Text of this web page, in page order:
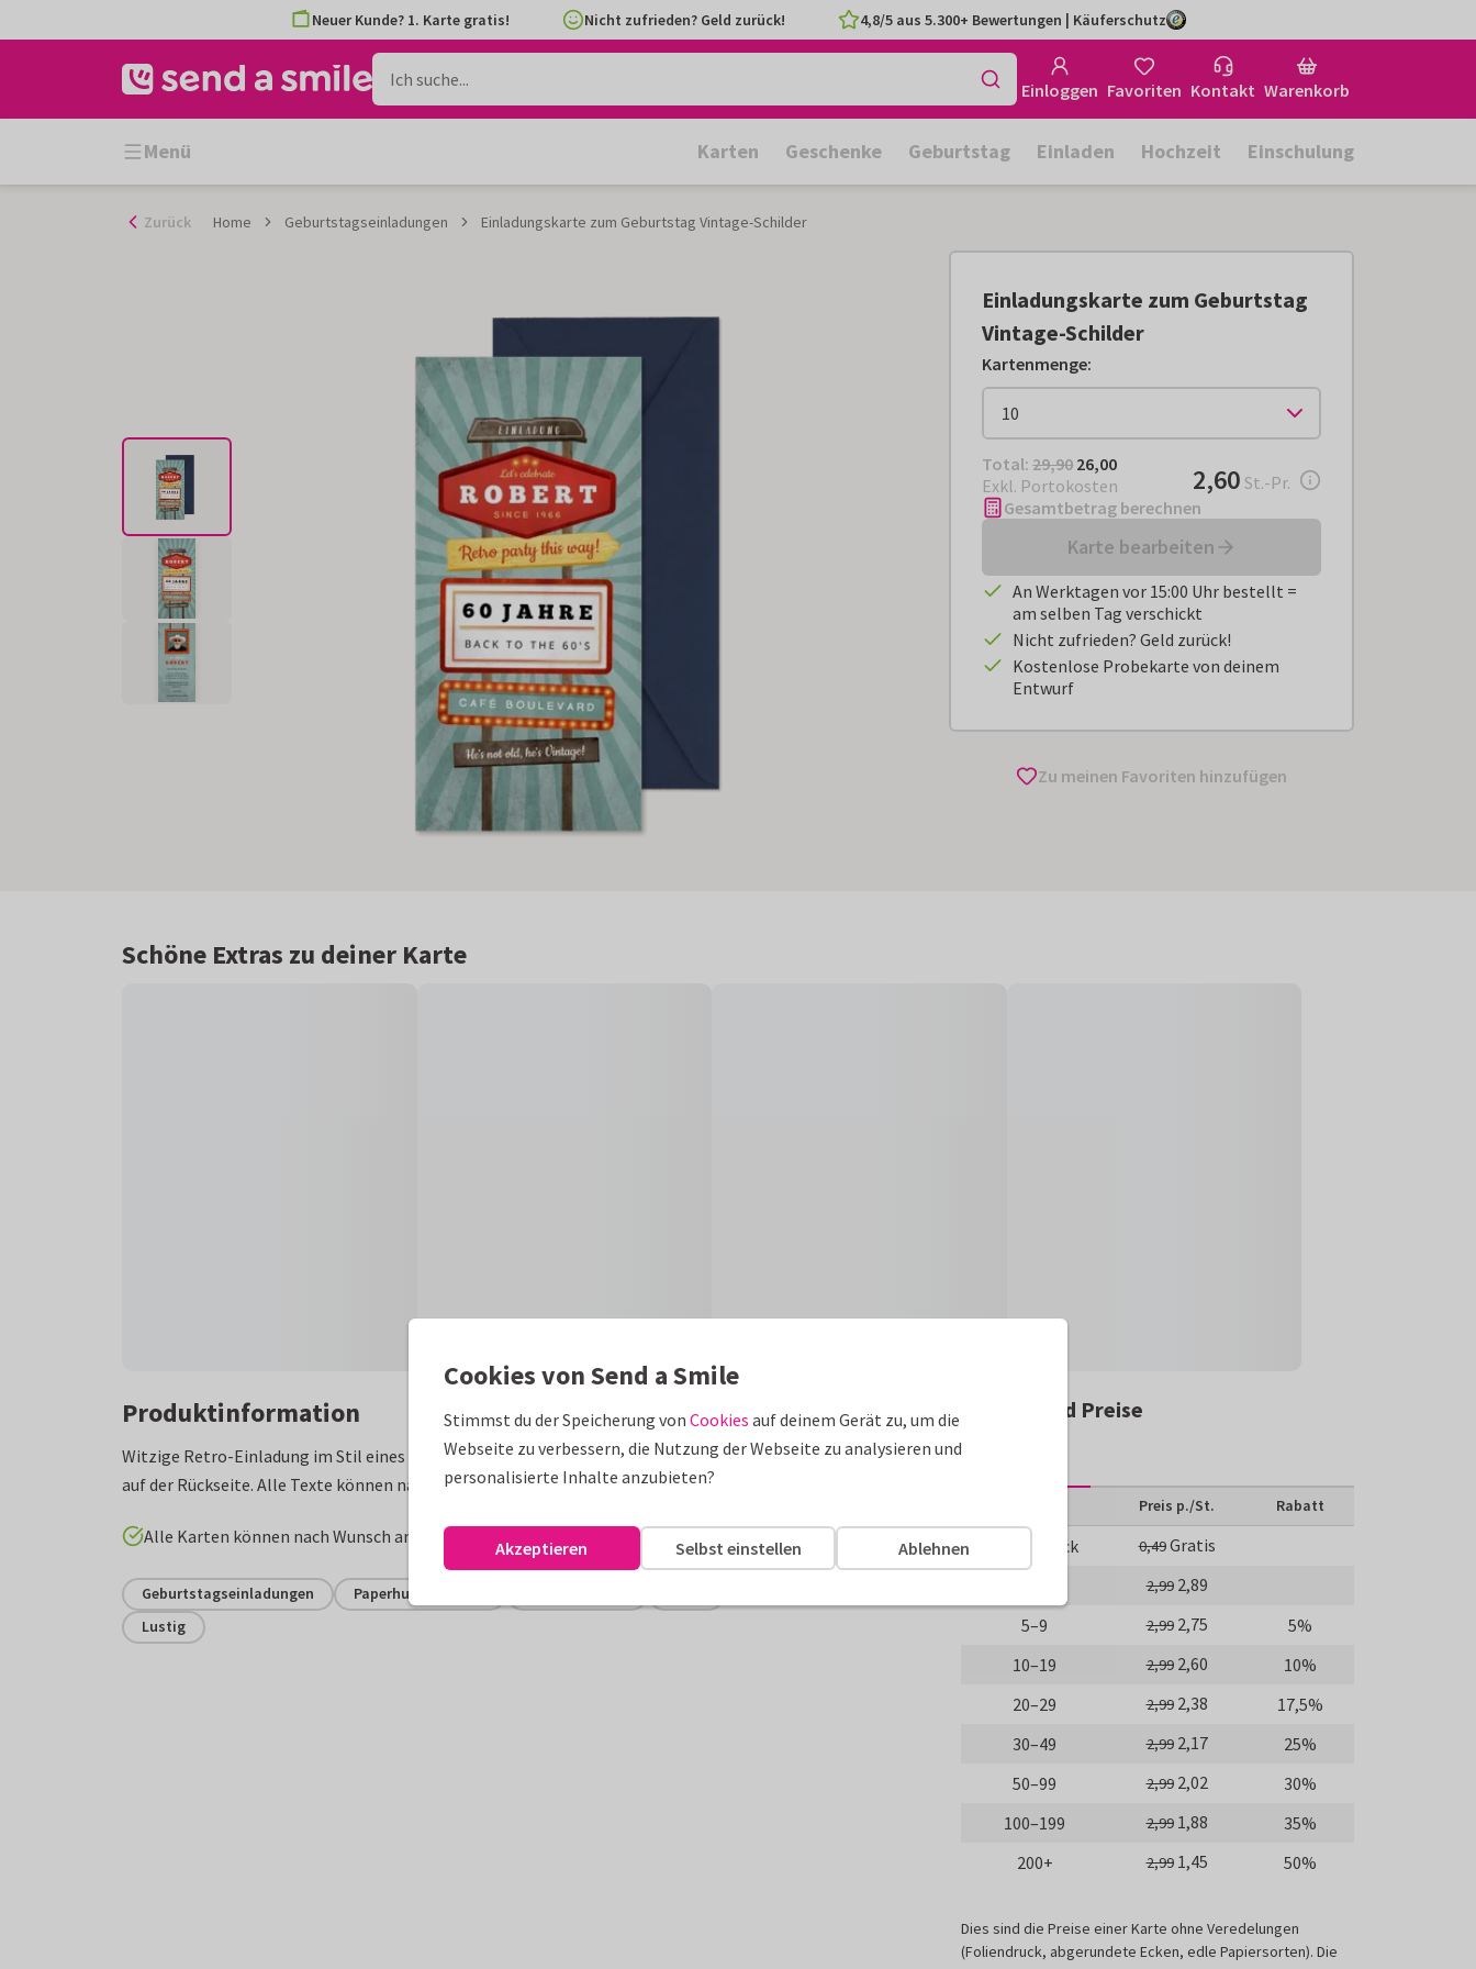
Inhalt
Neuer Kunde? 1. Karte gratis! Nicht zufrieden? Geld zurück! 4,8/5 aus 5.300+ Bewertungen | Käuferschutz
Einloggen Favoriten Kontakt Warenkorb
Menü Karten Geschenke Geburtstag Einladen Hochzeit Einschulung
Zurück Home Geburtstagseinladungen Einladungskarte zum Geburtstag Vintage-Schilder
Einladungskarte zum Geburtstag
Vintage-Schilder
Kartenmenge:
Total: € 26,00
Total: 29,90 26,00
Exkl. Portokosten
€ 2,60pro Stück
2,60 St.-Pr.
Gesamtbetrag berechnen
Karte bearbeiten
An Werktagen vor 15:00 Uhr bestellt =
am selben Tag verschickt
Nicht zufrieden? Geld zurück!
Kostenlose Probekarte von deinem
Entwurf
Zu meinen Favoriten hinzufügen
Schöne Extras zu deiner Karte
Produktinformation
Witzige Retro-Einladung im Stil eines American Diner mit Schildern und Foto
auf der Rückseite. Alle Texte können nach Wunsch geändert werden.
Alle Karten können nach Wunsch angepasst werden.
Geburtstagseinladungen Paperhugs - by Lidy
Lustig
Größen und Preise
Preis p./St. Rabatt
Probedruck 0,49Gratis
2,99 2,89
5–9
2,99 2,75
5%
10–19
2,99 2,60
10%
20–29
2,99 2,38
17,5%
30–49
2,99 2,17
25%
50–99
2,99 2,02
30%
100–199
2,99 1,88
35%
200+
2,99 1,45 50%
Dies sind die Preise einer Karte ohne Veredelungen
(Foliendruck, abgerundete Ecken, edle Papiersorten). Die
Cookies von Send a Smile
Stimmst du der Speicherung von Cookies auf deinem Gerät zu, um die
Webseite zu verbessern, die Nutzung der Webseite zu analysieren und
personalisierte Inhalte anzubieten?
Ablehnen
Selbst einstellen
Akzeptieren